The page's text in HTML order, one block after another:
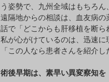
う姿勢で、九州全域はもちろん
遠隔地からの相談は、血友病
話で「どこからも肝移植を断ら
私が心がけているのは、迅速
「この人なら患者さんを紹介
術後早期は、素早い異変察知を